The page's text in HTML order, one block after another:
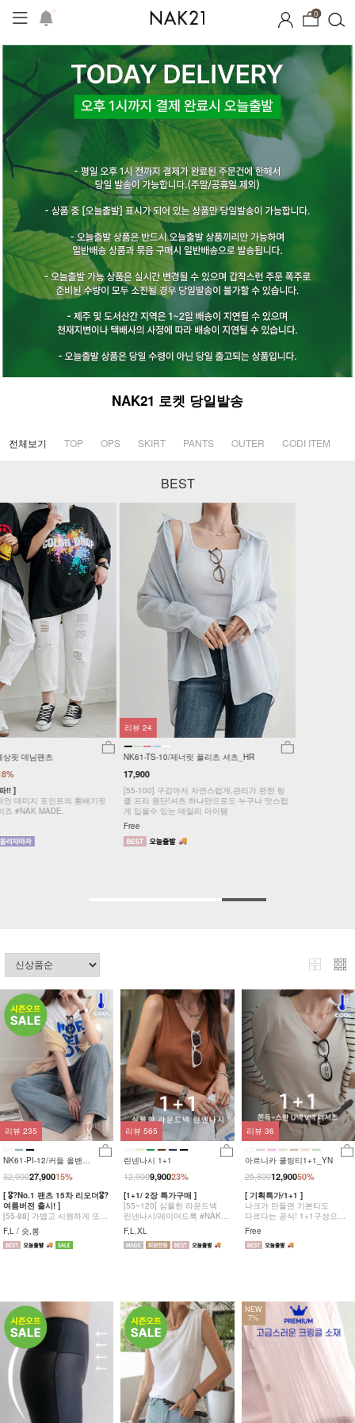
0
시즌오프 1+1 기획세트 자체제작
NAK21 로켓 당일발송
전체보기 TOP OPS SKIRT PANTS OUTER CODI ITEM
BEST
NK61-TS-10/제너릿 플리츠 셔츠_HR
17,900
[55-100] 구김마저 자연스럽게,관리가 편한 링
클 프리 원단!셔츠 하나만으로도 누구나 멋스럽
게 입을수 있는 데일리 아이템
리뷰24
NK61-PI-12/커들 올밴딩
와이드팬츠_YN15%
32,90027,900
[ 🎖?No.1 팬츠 15차 리오더🎖?
여름버전 출시! ]
[55-88] 가볍고 시원하게 또
한번 즐기는 믿고 입는 베스트
No.1 팬츠의 여름버전!
F,L / 숏,롱
리뷰 235
린넨나시 1+1
23%
12,9009,900
[1+1/ 2장 특가구매 ]
[55~120] 심플한 라운드넥
린넨나시/레이어드룩 #NAK
MADE.
F,L,XL
리뷰565
아르니카 쿨링티1+1_YN
50%
25,80012,900
[ 기획특가/1+1 ]
나크가 만들면 기본티도
다르다는 공식! 1+1구성으로
브이넥 라운드넥 고민없이
두장 다 챙겨가세요
Free
리뷰 36
NEW
7%